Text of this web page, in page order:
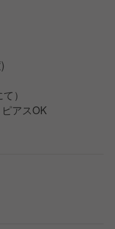
）
アスOK